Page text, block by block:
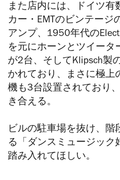
また店内には、ドイツ有
カー・EMTのビンテージ
アンプ、1950年代の
を元にホーンとツイータ
が2台、そしてKlipsch製
かれており、まさに極上
機も3台設置されており
き合える。
ビルの駐車場を抜け、階
る「ダンスミュージック
踏み入れてほしい。